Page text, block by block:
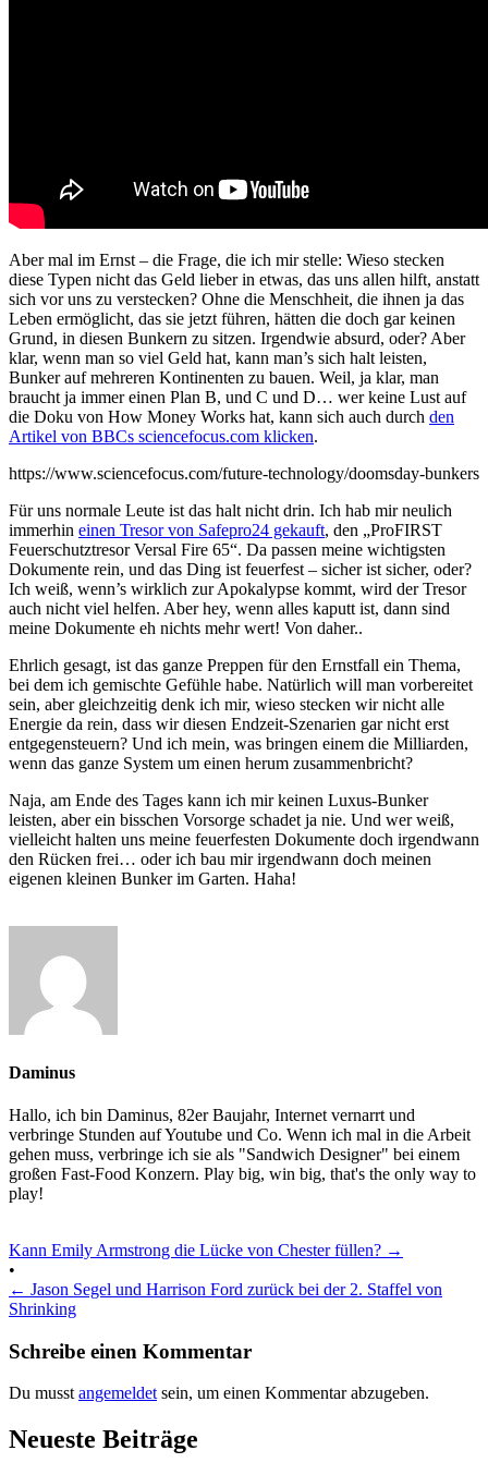
Aber mal im Ernst – die Frage, die ich mir stelle: Wieso stecken
diese Typen nicht das Geld lieber in etwas, das uns allen hilft, anstatt
sich vor uns zu verstecken? Ohne die Menschheit, die ihnen ja das
Leben ermöglicht, das sie jetzt führen, hätten die doch gar keinen
Grund, in diesen Bunkern zu sitzen. Irgendwie absurd, oder? Aber
klar, wenn man so viel Geld hat, kann man’s sich halt leisten,
Bunker auf mehreren Kontinenten zu bauen. Weil, ja klar, man
braucht ja immer einen Plan B, und C und D… wer keine Lust auf
die Doku von How Money Works hat, kann sich auch durch den
Artikel von BBCs sciencefocus.com klicken.
https://www.sciencefocus.com/future-technology/doomsday-bunkers
Für uns normale Leute ist das halt nicht drin. Ich hab mir neulich
immerhin einen Tresor von Safepro24 gekauft, den „ProFIRST
Feuerschutztresor Versal Fire 65“. Da passen meine wichtigsten
Dokumente rein, und das Ding ist feuerfest – sicher ist sicher, oder?
Ich weiß, wenn’s wirklich zur Apokalypse kommt, wird der Tresor
auch nicht viel helfen. Aber hey, wenn alles kaputt ist, dann sind
meine Dokumente eh nichts mehr wert! Von daher..
Ehrlich gesagt, ist das ganze Preppen für den Ernstfall ein Thema,
bei dem ich gemischte Gefühle habe. Natürlich will man vorbereitet
sein, aber gleichzeitig denk ich mir, wieso stecken wir nicht alle
Energie da rein, dass wir diesen Endzeit-Szenarien gar nicht erst
entgegensteuern? Und ich mein, was bringen einem die Milliarden,
wenn das ganze System um einen herum zusammenbricht?
Naja, am Ende des Tages kann ich mir keinen Luxus-Bunker
leisten, aber ein bisschen Vorsorge schadet ja nie. Und wer weiß,
vielleicht halten uns meine feuerfesten Dokumente doch irgendwann
den Rücken frei… oder ich bau mir irgendwann doch meinen
eigenen kleinen Bunker im Garten. Haha!
Daminus
Hallo, ich bin Daminus, 82er Baujahr, Internet vernarrt und
verbringe Stunden auf Youtube und Co. Wenn ich mal in die Arbeit
gehen muss, verbringe ich sie als "Sandwich Designer" bei einem
großen Fast-Food Konzern. Play big, win big, that's the only way to
play!
Kann Emily Armstrong die Lücke von Chester füllen? →
•
← Jason Segel und Harrison Ford zurück bei der 2. Staffel von
Shrinking
Schreibe einen Kommentar
Du musst angemeldet sein, um einen Kommentar abzugeben.
Neueste Beiträge